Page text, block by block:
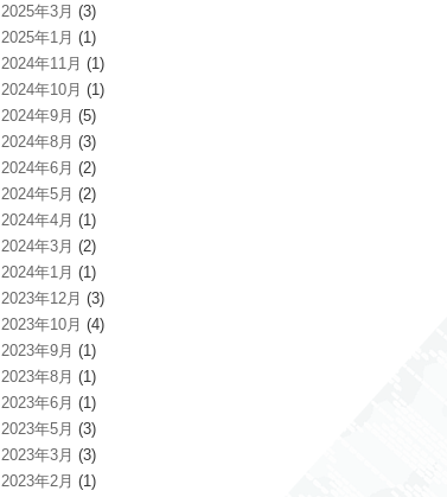
2025年3月 (3)
2025年1月 (1)
2024年11月 (1)
2024年10月 (1)
2024年9月 (5)
2024年8月 (3)
2024年6月 (2)
2024年5月 (2)
2024年4月 (1)
2024年3月 (2)
2024年1月 (1)
2023年12月 (3)
2023年10月 (4)
2023年9月 (1)
2023年8月 (1)
2023年6月 (1)
2023年5月 (3)
2023年3月 (3)
2023年2月 (1)